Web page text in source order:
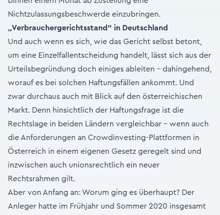
Nichtzulassungsbeschwerde einzubringen.
„Verbrauchergerichtsstand“ in Deutschland
Und auch wenn es sich, wie das Gericht selbst betont,
um eine Einzelfallentscheidung handelt, lässt sich aus der
Urteilsbegründung doch einiges ableiten – dahingehend,
worauf es bei solchen Haftungsfällen ankommt. Und
zwar durchaus auch mit Blick auf den österreichischen
Markt. Denn hinsichtlich der Haftungsfrage ist die
Rechtslage in beiden Ländern vergleichbar – wenn auch
die Anforderungen an Crowdinvesting-Plattformen in
Österreich in einem eigenen Gesetz geregelt sind und
inzwischen auch unionsrechtlich ein neuer
Rechtsrahmen gilt.
Aber von Anfang an: Worum ging es überhaupt? Der
Anleger hatte im Frühjahr und Sommer 2020 insgesamt